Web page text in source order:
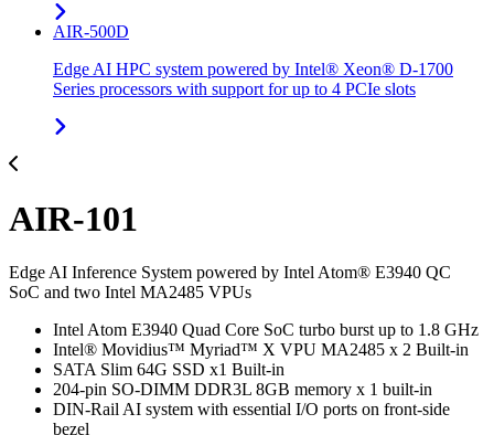
AIR-500D
Edge AI HPC system powered by Intel® Xeon® D-1700
Series processors with support for up to 4 PCIe slots
AIR-101
Edge AI Inference System powered by Intel Atom® E3940 QC
SoC and two Intel MA2485 VPUs
Intel Atom E3940 Quad Core SoC turbo burst up to 1.8 GHz
Intel® Movidius™ Myriad™ X VPU MA2485 x 2 Built-in
SATA Slim 64G SSD x1 Built-in
204-pin SO-DIMM DDR3L 8GB memory x 1 built-in
DIN-Rail AI system with essential I/O ports on front-side
bezel